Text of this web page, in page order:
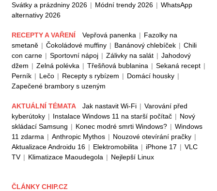
Svátky a prázdniny 2026 | Módní trendy 2026 | WhatsApp
alternativy 2026
RECEPTY A VAŘENÍ Vepřová panenka | Fazolky na
smetaně | Čokoládové muffiny | Banánový chlebíček | Chili
con carne | Sportovní nápoj | Zálivky na salát | Jahodový
džem | Zelná polévka | Třešňová bublanina | Sekaná recept |
Perník | Lečo | Recepty s rybízem | Domácí housky |
Zapečené brambory s uzeným
AKTUÁLNÍ TÉMATA Jak nastavit Wi-Fi | Varování před
kyberútoky | Instalace Windows 11 na starší počítač | Nový
skládací Samsung | Konec modré smrti Windows? | Windows
11 zdarma | Anthropic Mythos | Nouzové otevírání pračky |
Aktualizace Androidu 16 | Elektromobilita | iPhone 17 | VLC
TV | Klimatizace Maoudegola | Nejlepší Linux
ČLÁNKY CHIP.CZ